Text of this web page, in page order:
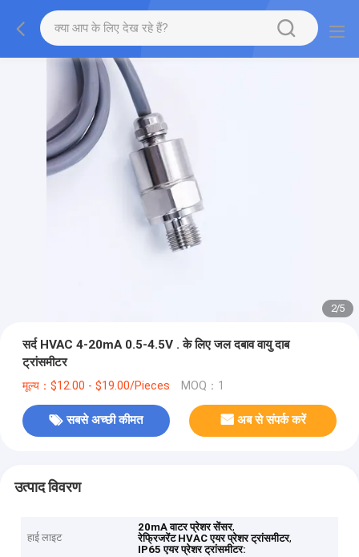
2/5
सर्द HVAC 4-20mA 0.5-4.5V . के लिए जल दबाव वायु दाब
ट्रांसमीटर
मूल्य：$12.00 - $19.00/Pieces MOQ：1
सबसे अच्छी कीमत अब से संपर्क करें
उत्पाद विवरण
हाई लाइट
20mA वाटर प्रेशर सेंसर,
रेफ्रिजरेंट HVAC एयर प्रेशर ट्रांसमीटर,
IP65 एयर प्रेशर ट्रांसमीटर: